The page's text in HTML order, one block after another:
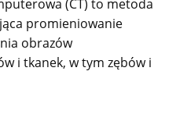
(CT) to metoda
promieniowanie
obrazów
i tkanek, w tym zębów i